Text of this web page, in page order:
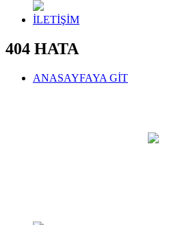
İLETİŞİM
404 HATA
ANASAYFAYA GİT